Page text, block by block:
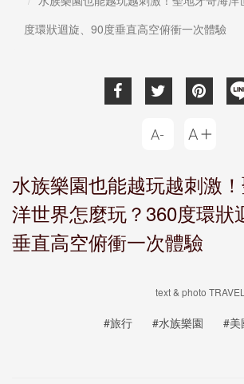
度環狀迴旋、90度垂直高空俯衝一次體驗
水族樂園也能越玩越刺激
洋世界怎麼玩？360度環狀
垂直高空俯衝一次體驗
text & photo
#旅行 #水族樂園 #美